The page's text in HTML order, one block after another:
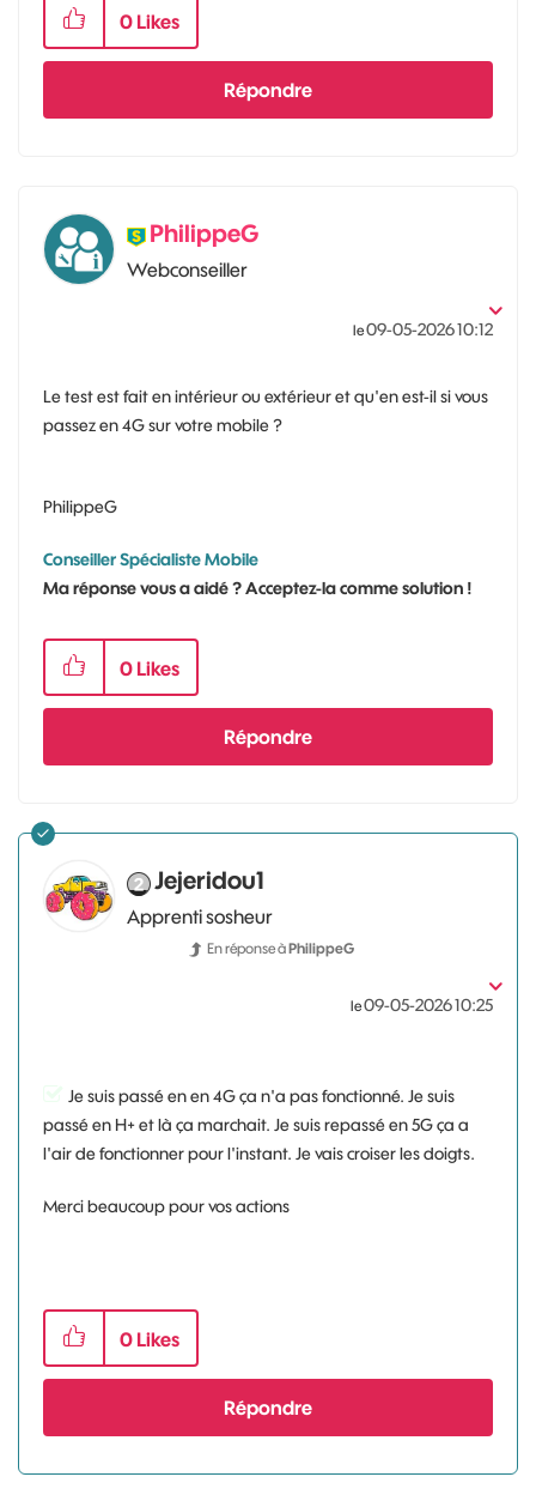
0 Likes
Répondre
PhilippeG
Webconseiller
le‎09-05-202610:12
Le test est fait en intérieur ou extérieur et qu'en est-il si vous
passez en 4G sur votre mobile ?
PhilippeG
Conseiller Spécialiste Mobile
Ma réponse vous a aidé ? Acceptez-la comme solution !
0 Likes
Répondre
Jejeridou1
Apprenti sosheur
En réponse àPhilippeG
le‎09-05-202610:25
Je suis passé en en 4G ça n'a pas fonctionné. Je suis
passé en H+ et là ça marchait. Je suis repassé en 5G ça a
l'air de fonctionner pour l'instant. Je vais croiser les doigts.
Merci beaucoup pour vos actions
0 Likes
Répondre